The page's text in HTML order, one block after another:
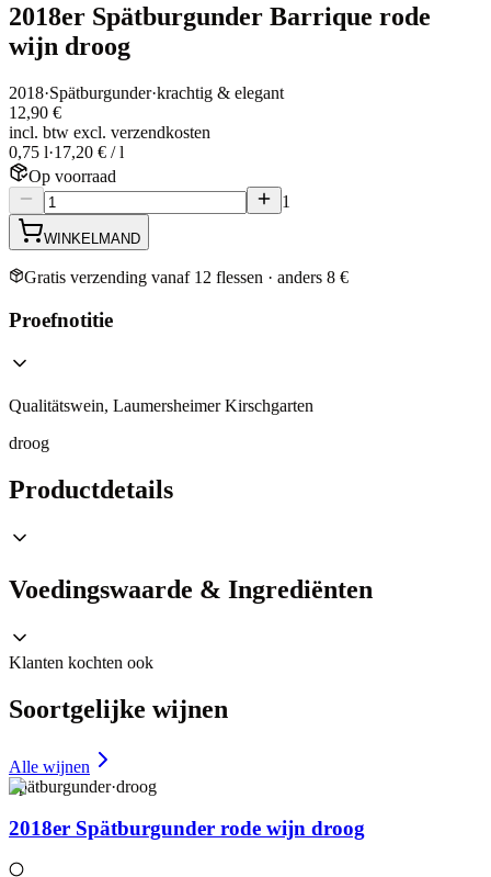
2018er Spätburgunder Barrique rode
wijn droog
2018·Spätburgunder·krachtig & elegant
12,90 €
incl. btw excl. verzendkosten
0,75 l·17,20 € / l
Op voorraad
1
WINKELMAND
Gratis verzending vanaf 12 flessen · anders 8 €
Proefnotitie
Qualitätswein, Laumersheimer Kirschgarten
droog
Productdetails
Voedingswaarde & Ingrediënten
Klanten kochten ook
Soortgelijke wijnen
Alle wijnen
Spätburgunder·droog
2018er Spätburgunder rode wijn droog